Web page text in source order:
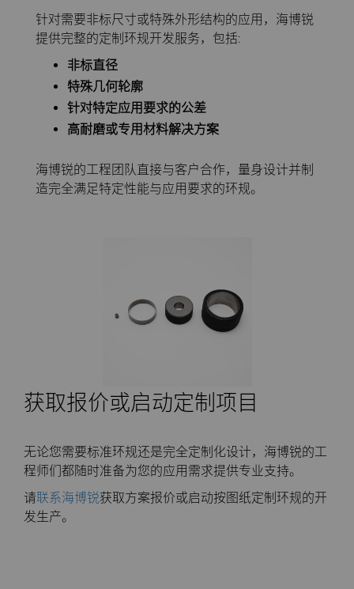
旋转切刀服务与支持
硬质合金长条片坯料
冷成型模具
电子封装连接工具
发动机和变速箱
通用耐磨解决方案
硬质合金采矿解决方案
拉丝模
更多拉丝模坯料
硬质合金模芯烧结坯料和精磨坯
Compax™ PCD拉丝模坯料
6UDPlus钢帘线拉拔牌号
针对需要非标尺寸或特殊外形结构的应用，海博锐
提供完整的定制环规开发服务，包括:
非标直径
特殊几何轮廓
针对特定应用要求的公差
高耐磨或专用材料解决方案
海博锐的工程团队直接与客户合作，量身设计并制
造完全满足特定性能与应用要求的环规。
获取报价或启动定制项目
无论您需要标准环规还是完全定制化设计，海博锐的工
程师们都随时准备为您的应用需求提供专业支持。
请联系海博锐获取方案报价或启动按图纸定制环规的开
发生产。